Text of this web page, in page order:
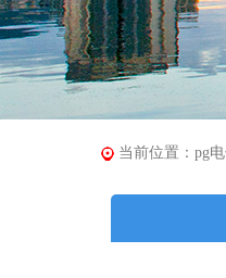
当前位置： pg